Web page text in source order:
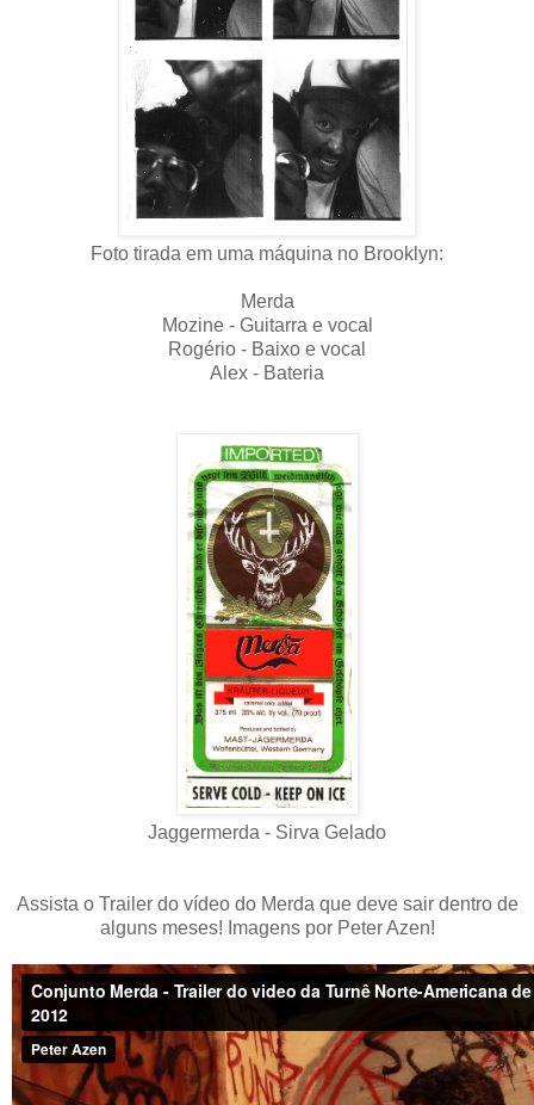
Foto tirada em uma máquina no Brooklyn:
Merda
Mozine - Guitarra e vocal
Rogério - Baixo e vocal
Alex - Bateria
Jaggermerda - Sirva Gelado
Assista o Trailer do vídeo do Merda que deve sair dentro de
alguns meses! Imagens por Peter Azen!